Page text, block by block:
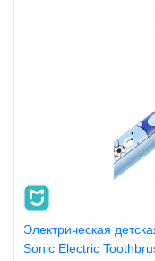
Электрическая
Sonic Electric